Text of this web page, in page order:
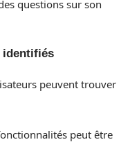
questions sur son
identifiés
peuvent trouver
peut être